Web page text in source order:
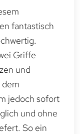
fantastisch
Griffe
und
jedoch sofort
und ohne
So ein